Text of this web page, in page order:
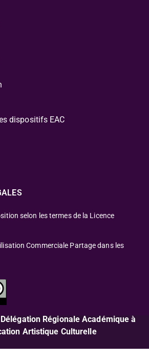
dispositifs EAC
selon les termes de la Licence
Commerciale Partage dans les
Régionale Académique à
Artistique Culturelle